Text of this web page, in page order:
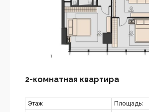
2-комнатная квартира
Этаж Площадь: